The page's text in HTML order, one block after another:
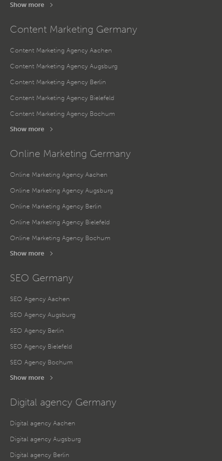
Show more
Content Marketing Germany
Content Marketing Agency Aachen
Content Marketing Agency Augsburg
Content Marketing Agency Berlin
Content Marketing Agency Bielefeld
Content Marketing Agency Bochum
Show more
Online Marketing Germany
Online Marketing Agency Aachen
Online Marketing Agency Augsburg
Online Marketing Agency Berlin
Online Marketing Agency Bielefeld
Online Marketing Agency Bochum
Show more
SEO Germany
SEO Agency Aachen
SEO Agency Augsburg
SEO Agency Berlin
SEO Agency Bielefeld
SEO Agency Bochum
Show more
Digital agency Germany
Digital agency Aachen
Digital agency Augsburg
Digital agency Berlin